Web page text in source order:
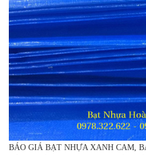
BÁO GIÁ BẠT NHỰA XANH CAM,